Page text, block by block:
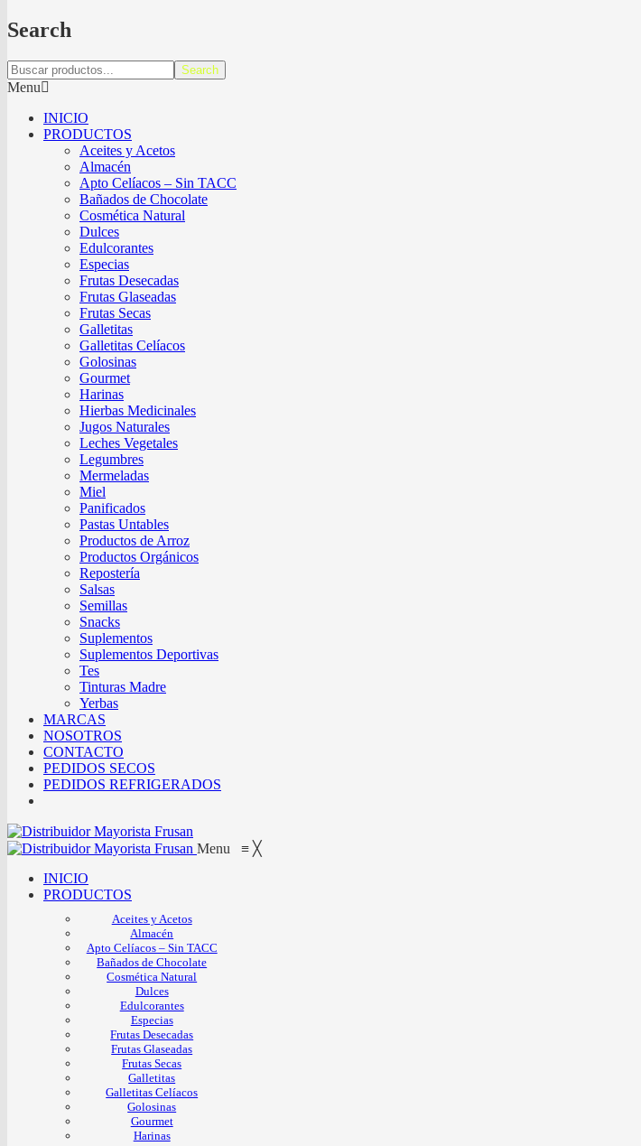
Search
Search
Menu
INICIO
PRODUCTOS
Aceites y Acetos
Almacén
Apto Celíacos – Sin TACC
Bañados de Chocolate
Cosmética Natural
Dulces
Edulcorantes
Especias
Frutas Desecadas
Frutas Glaseadas
Frutas Secas
Galletitas
Galletitas Celíacos
Golosinas
Gourmet
Harinas
Hierbas Medicinales
Jugos Naturales
Leches Vegetales
Legumbres
Mermeladas
Miel
Panificados
Pastas Untables
Productos de Arroz
Productos Orgánicos
Repostería
Salsas
Semillas
Snacks
Suplementos
Suplementos Deportivas
Tes
Tinturas Madre
Yerbas
MARCAS
NOSOTROS
CONTACTO
PEDIDOS SECOS
PEDIDOS REFRIGERADOS
Menu ≡ ╳
INICIO
PRODUCTOS
Aceites y Acetos
Almacén
Apto Celíacos – Sin TACC
Bañados de Chocolate
Cosmética Natural
Dulces
Edulcorantes
Especias
Frutas Desecadas
Frutas Glaseadas
Frutas Secas
Galletitas
Galletitas Celíacos
Golosinas
Gourmet
Harinas